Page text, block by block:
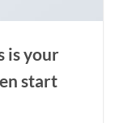
is your
start